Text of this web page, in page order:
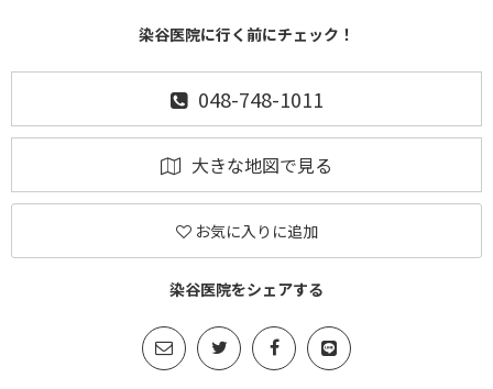
染谷医院に行く前にチェック！
048-748-1011
大きな地図で見る
お気に入りに追加
染谷医院をシェアする